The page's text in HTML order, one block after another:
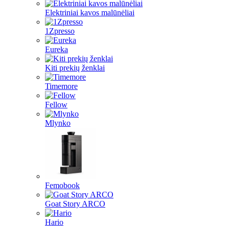
Elektriniai kavos malūnėliai
1Zpresso
Eureka
Kiti prekių ženklai
Timemore
Fellow
Mlynko
Femobook
Goat Story ARCO
Hario